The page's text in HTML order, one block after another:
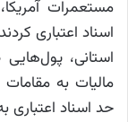
مستعمرات
اسناد اعتباری
استانی،
مالیات به
حد اسناد اعتباری